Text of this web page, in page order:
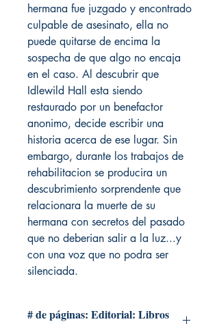
hermana fue juzgado y encontrado
culpable de asesinato, ella no
puede quitarse de encima la
sospecha de que algo no encaja
en el caso. Al descubrir que
Idlewild Hall esta siendo
restaurado por un benefactor
anonimo, decide escribir una
historia acerca de ese lugar. Sin
embargo, durante los trabajos de
rehabilitacion se producira un
descubrimiento sorprendente que
relacionara la muerte de su
hermana con secretos del pasado
que no deberian salir a la luz...y
con una voz que no podra ser
silenciada.
# de páginas: Editorial: Libros